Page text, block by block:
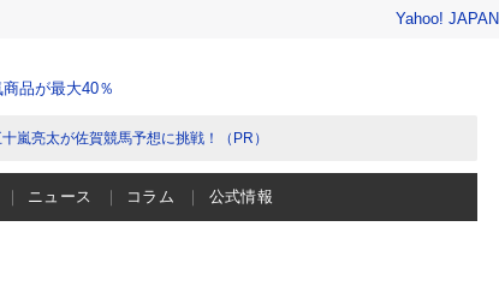
Yahoo! JAPAN
品が最大40％
嵐亮太が佐賀競馬予想に挑戦！（PR）
ニュース コラム 公式情報